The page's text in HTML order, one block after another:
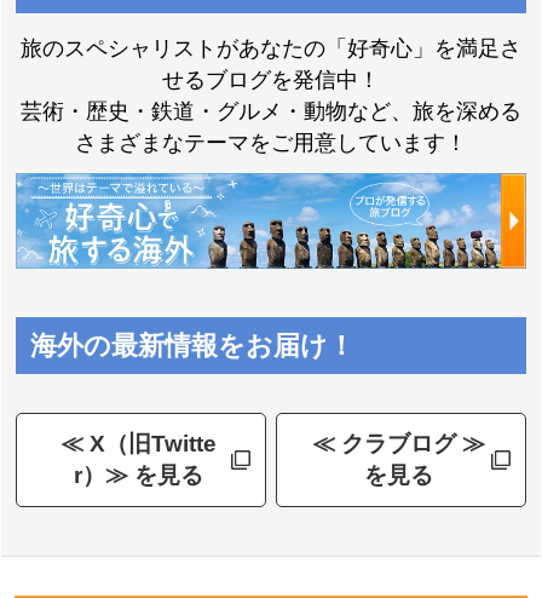
旅のスペシャリストがあなたの「好奇心」を満足さ
せるブログを発信中！
芸術・歴史・鉄道・グルメ・動物など、旅を深める
さまざまなテーマをご用意しています！
海外の最新情報をお届け！
≪ X（旧Twitte
r）≫ を見る
≪ クラブログ ≫
を見る